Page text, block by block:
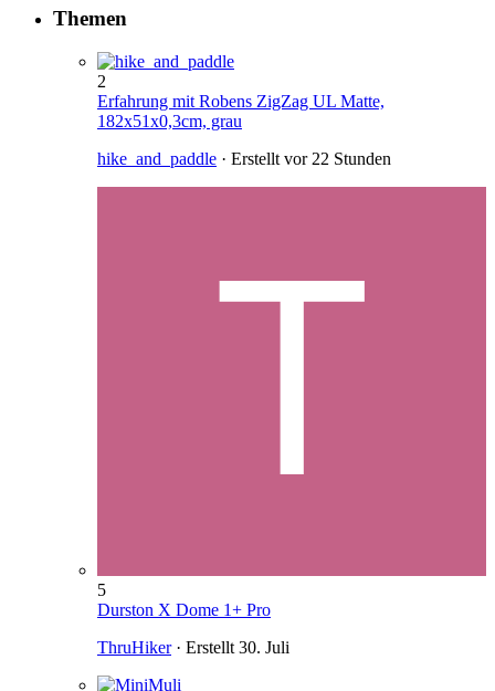
Themen
2
Erfahrung mit Robens ZigZag UL Matte,
182x51x0,3cm, grau
hike_and_paddle · Erstellt vor 22 Stunden
5
Durston X Dome 1+ Pro
ThruHiker· Erstellt 30. Juli